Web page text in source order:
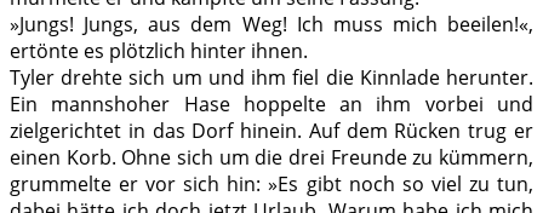
»Jungs! Jungs, aus dem Weg! Ich muss mich beeilen!«,
ertönte es plötzlich hinter ihnen.
Tyler drehte sich um und ihm fiel die Kinnlade herunter.
Ein mannshoher Hase hoppelte an ihm vorbei und
zielgerichtet in das Dorf hinein. Auf dem Rücken trug er
einen Korb. Ohne sich um die drei Freunde zu kümmern,
grummelte er vor sich hin: »Es gibt noch so viel zu tun,